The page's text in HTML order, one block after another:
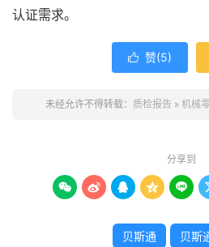
认证需求。
 赞(5)
未经允许不得转载： 质检报告 » 机械
分享到
    
贝斯通 贝斯